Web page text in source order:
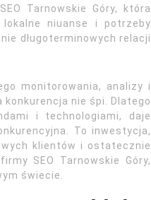
Tarnowskie Góry, która
niuanse i potrzeby
długoterminowych relacji
monitorowania, analizy i
nie śpi. Dlatego
i technologiami, daje
To inwestycja,
klientów i ostatecznie
SEO Tarnowskie Góry,
świecie.